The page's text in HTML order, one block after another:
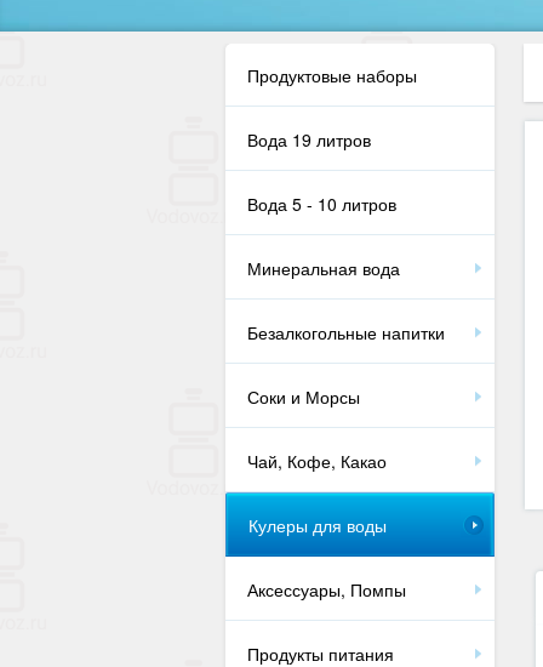
Продуктовые наборы
Вода 19 литров
Вода 5 - 10 литров
Минеральная вода
Безалкогольные напитки
Соки и Морсы
Чай, Кофе, Какао
Кулеры для воды
Аксессуары, Помпы
Продукты питания